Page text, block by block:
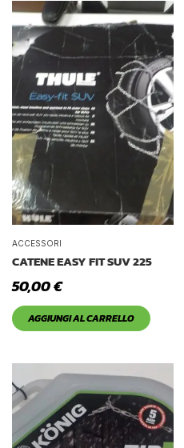
ACCESSORI
CATENE EASY FIT SUV 225
50,00€
AGGIUNGI AL CARRELLO